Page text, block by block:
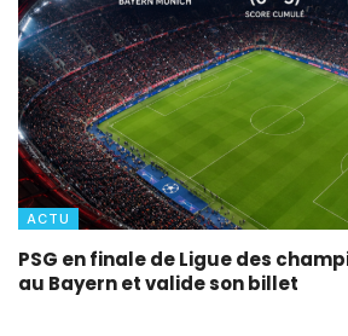
ACTU
PSG en finale de Ligue des
au Bayern et valide son billet